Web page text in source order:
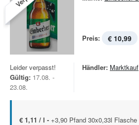
Preis: € 10,99
Leider verpasst!
Gültig: 17.08. -
23.08.
Händler: Marktkauf
€ 1,11 / l - +3,90 Pfand 30x0,33l Flasche